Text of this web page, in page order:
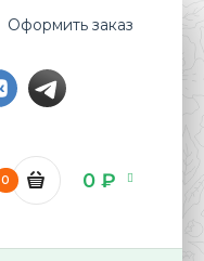
Оформить заказ
0 0 ₽